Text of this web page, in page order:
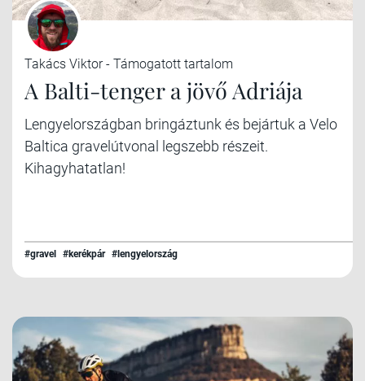
Takács Viktor - Támogatott tartalom
A Balti-tenger a jövő Adriája
Lengyelországban bringáztunk és bejártuk a Velo
Baltica gravelútvonal legszebb részeit.
Kihagyhatatlan!
#gravel #kerékpár #lengyelország